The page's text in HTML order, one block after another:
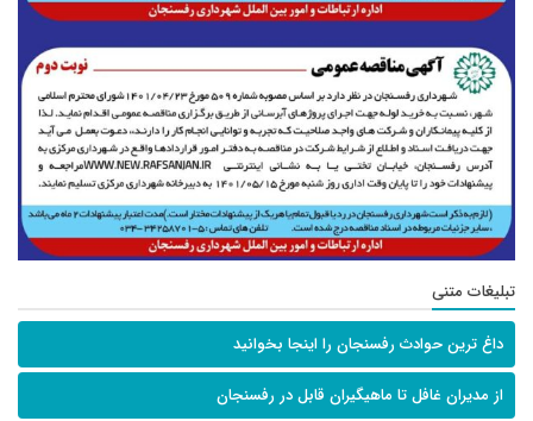
تبلیغات متنی
داغ ترین حوادث رفسنجان را اینجا بخوانید
از مدیران غافل تا ماهیگیران قابل در رفسنجان